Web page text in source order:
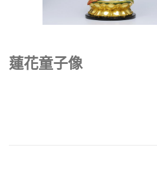
蓮花童子像